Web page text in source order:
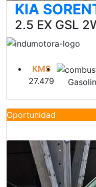
KIA
2.5 EX GSL
KMS
27.479
Oportunidad